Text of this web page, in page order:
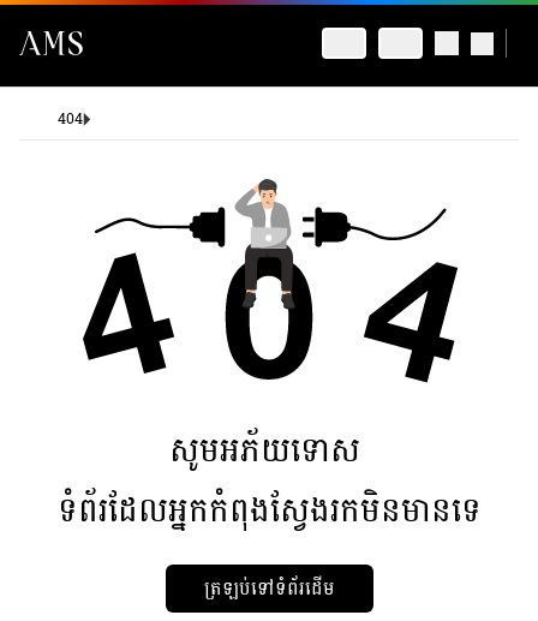
404
សូមអភ័យទោស
ទំព័រដែលអ្នកកំពុងស្វែងរកមិនមានទេ
ត្រឡប់ទៅទំព័រដើម